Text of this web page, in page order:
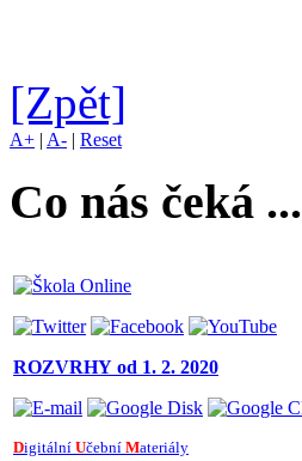
[Zpět]
A+ | A- | Reset
Co nás čeká ...
ROZVRHY od 1. 2. 2020
Digitální Učební Materiály